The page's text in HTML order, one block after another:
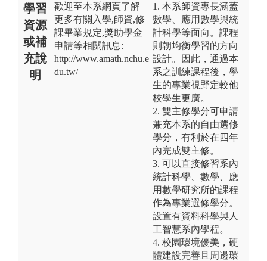
學習
資源
或補
充說
明
歡迎至本系網頁了解
更多有關入學,師資,修
課畢業規定,獎助學金
申請等相關訊息:
http://www.amath.nchu.e
du.tw/
1. 本系師資專長涵蓋
數學、應用數學與統
計科學等面向。課程
則朝均衡學習的方向
設計。因此，通過本
系之訓練課程後，學
生的專業視野定較他
校學生更廣。
2. 雙主修學分可申請
兼充本系的自由選修
學分，有利於在四年
內完成雙主修。
3. 可以直接修習系內
統計科學、數學、應
用數學研究所的課程
作為專業選修學分。
設置有資料科學與人
工智慧系內學程。
4. 校園環境優美，硬
體建設完善且周邊環